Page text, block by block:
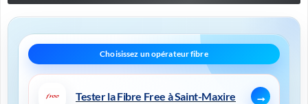
Tester la Fibre Free à Saint-Maxire